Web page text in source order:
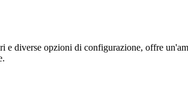
diverse opzioni di configurazione, offre